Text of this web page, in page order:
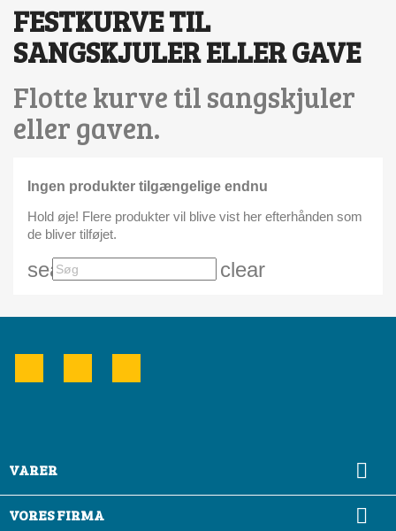
FESTKURVE TIL
SANGSKJULER ELLER GAVE
Flotte kurve til sangskjuler
eller gaven.
Ingen produkter tilgængelige endnu
Hold øje! Flere produkter vil blive vist her efterhånden som
de bliver tilføjet.
search clear
VARER 
VORES FIRMA 